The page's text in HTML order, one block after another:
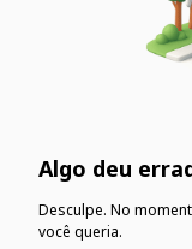
Algo deu
Desculpe. No
você queria.